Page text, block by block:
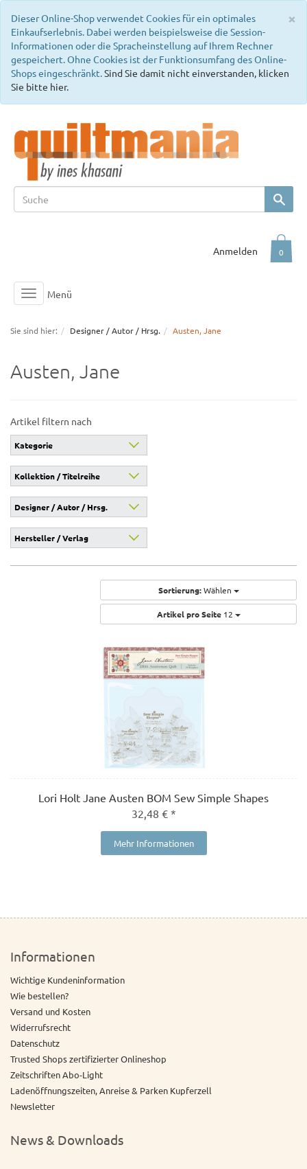
×
Dieser Online-Shop verwendet Cookies für ein optimales
Einkaufserlebnis. Dabei werden beispielsweise die Session-
Informationen oder die Spracheinstellung auf Ihrem Rechner
gespeichert. Ohne Cookies ist der Funktionsumfang des Online-
Shops eingeschränkt.Sind Sie damit nicht einverstanden, klicken
Sie bitte hier.
0
Anmelden
Toggle
navigation
Menü
Sie sind hier: Designer / Autor / Hrsg. Austen, Jane
Austen, Jane
Artikel filtern nach
Kategorie
Kollektion / Titelreihe
Designer / Autor / Hrsg.
Hersteller / Verlag
Sortierung: Wählen
Artikel pro Seite 12
Lori Holt Jane Austen BOM Sew Simple Shapes
32,48 € *
Mehr Informationen
Informationen
Wichtige Kundeninformation
Wie bestellen?
Versand und Kosten
Widerrufsrecht
Datenschutz
Trusted Shops zertifizierter Onlineshop
Zeitschriften Abo-Light
Ladenöffnungszeiten, Anreise & Parken Kupferzell
Newsletter
News & Downloads